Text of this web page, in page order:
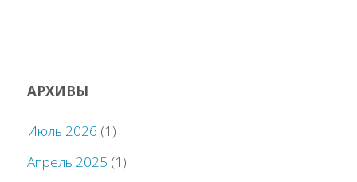
АРХИВЫ
Июль 2026 (1)
Апрель 2025 (1)